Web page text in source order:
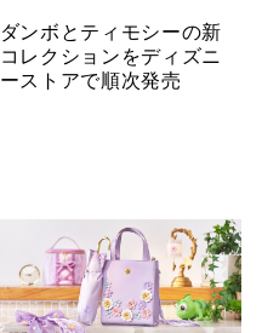
ダンボとティモシーの新
コレクションをディズニ
ーストアで順次発売